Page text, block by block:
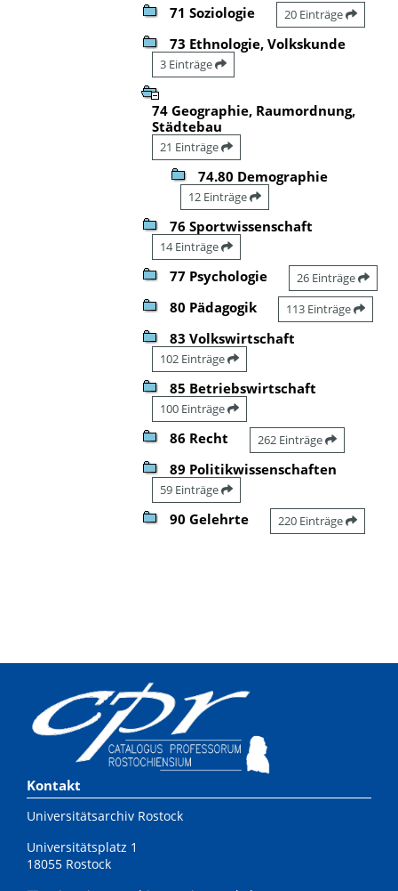
71 Soziologie 20 Einträge
73 Ethnologie, Volkskunde
3 Einträge
74 Geographie, Raumordnung,
Städtebau
21 Einträge
74.80 Demographie
12 Einträge
76 Sportwissenschaft
14 Einträge
77 Psychologie 26 Einträge
80 Pädagogik 113 Einträge
83 Volkswirtschaft
102 Einträge
85 Betriebswirtschaft
100 Einträge
86 Recht 262 Einträge
89 Politikwissenschaften
59 Einträge
90 Gelehrte 220 Einträge
Kontakt
Universitätsarchiv Rostock
Universitätsplatz 1
18055 Rostock